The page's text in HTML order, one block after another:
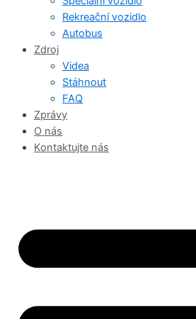
Rekreační vozidlo
Autobus
Zdroj
Videa
Stáhnout
FAQ
Zprávy
O nás
Kontaktujte nás